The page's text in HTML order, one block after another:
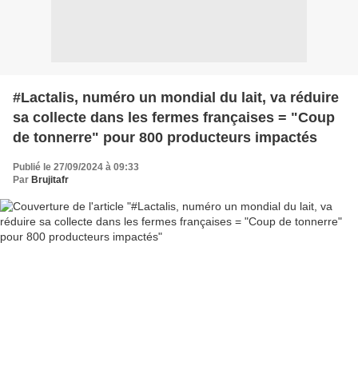
#Lactalis, numéro un mondial du lait, va réduire
sa collecte dans les fermes françaises = "Coup
de tonnerre" pour 800 producteurs impactés
Publié le 27/09/2024 à 09:33
Par Brujitafr